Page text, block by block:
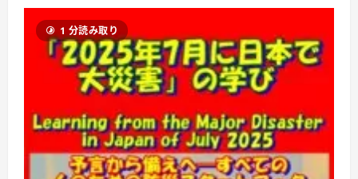
た
と
大
切
な
命
を
守
る
究
極
の
ガ
イ
ド
1 分読み取り